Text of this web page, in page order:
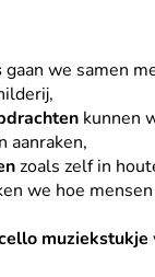
gaan we samen
kunnen
aanraken,
zoals zelf in
we hoe
muziekstukje